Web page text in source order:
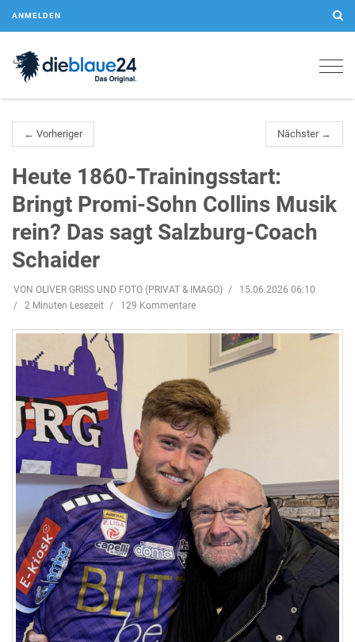
ANMELDEN
← Vorheriger Nächster →
Heute 1860-Trainingsstart:
Bringt Promi-Sohn Collins Musik
rein? Das sagt Salzburg-Coach
Schaider
VON OLIVER GRISS UND FOTO (PRIVAT & IMAGO)
15.06.2026 06:10
2 Minuten Lesezeit
129 Kommentare